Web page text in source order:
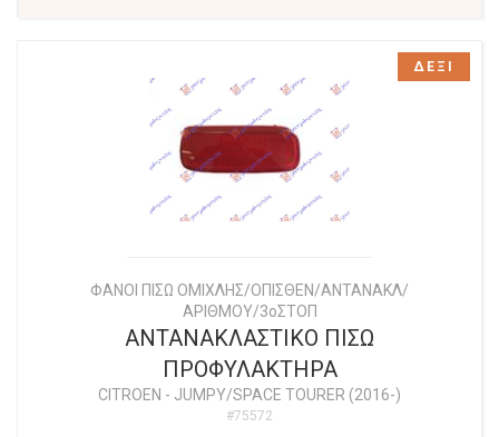
ΦΑΝΟΙ ΠΙΣΩ ΟΜΙΧΛΗΣ/ΟΠΙΣΘΕΝ/ΑΝΤΑΝΑΚΛ/
ΑΡΙΘΜΟΥ/3οΣΤΟΠ
ΑΝΤΑΝΑΚΛΑΣΤΙΚΟ ΠΙΣΩ
ΠΡΟΦΥΛΑΚΤΗΡΑ
CITROEN - JUMPY/SPACE TOURER (2016-)
#75572
ΔΕΞΙ